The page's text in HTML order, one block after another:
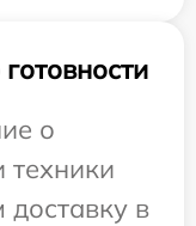
о
техники
в